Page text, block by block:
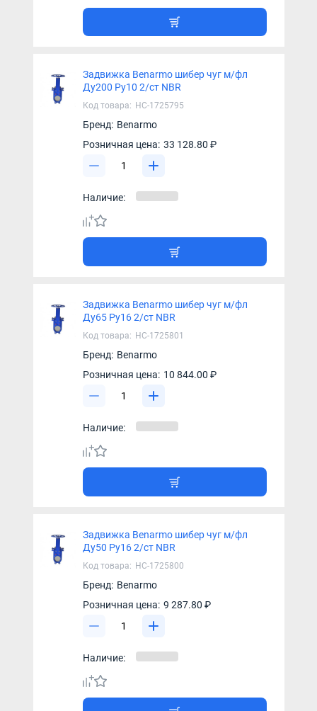
Задвижка Benarmo шибер чуг м/фл
Ду200 Ру10 2/ст NBR
Код товара: НС-1725795
Бренд: Benarmo
Розничная цена: 33 128.80 ₽
Наличие:
Задвижка Benarmo шибер чуг м/фл
Ду65 Ру16 2/ст NBR
Код товара: НС-1725801
Бренд: Benarmo
Розничная цена: 10 844.00 ₽
Наличие:
Задвижка Benarmo шибер чуг м/фл
Ду50 Ру16 2/ст NBR
Код товара: НС-1725800
Бренд: Benarmo
Розничная цена: 9 287.80 ₽
Наличие: